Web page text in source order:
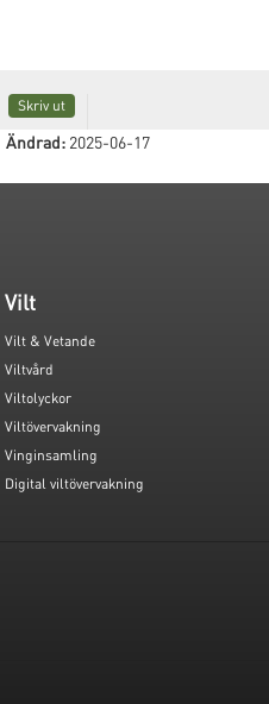
Skriv ut
Ändrad:2025-06-17
Vilt
Vilt & Vetande
Viltvård
Viltolyckor
Viltövervakning
Vinginsamling
Digital viltövervakning